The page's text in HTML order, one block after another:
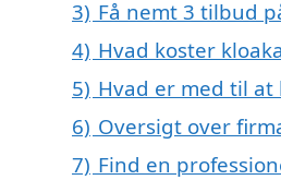
3) Få nemt 3 tilbud
4) Hvad koster
5) Hvad er med til at
6) Oversigt over
7) Find en